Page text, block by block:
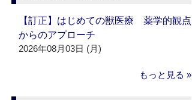
【訂正】はじめての獣医療 薬学的観点
からのアプローチ
2026年08月03日 (月)
もっと見る »